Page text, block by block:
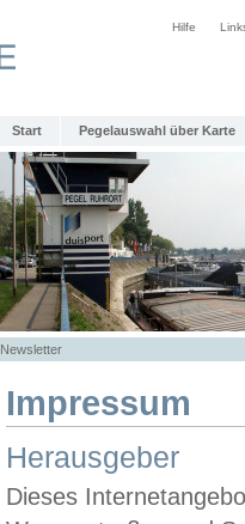
Hilfe
Start Pegelauswahl über Karte
Newsletter
Impressum
Herausgeber
Dieses